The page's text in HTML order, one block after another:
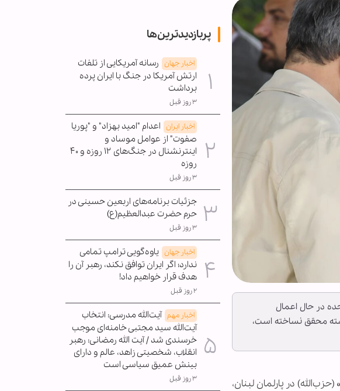
در حال اعمال
محقق نساخته است،
در پارلمان لبنان،
پربازدیدترین‌ها
اخبار جهان رسانه آمریکایی از تلفات
ارتش آمریکا در جنگ با ایران پرده
برداشت
۳ روز قبل
اخبار ایران اعدام "امید بهزاد" و "پوریا
صفوت" از عوامل موساد و
اینترنشنال در جنگ‌های ۱۲ روزه و ۴۰
روزه
۳ روز قبل
جزئیات برنامه‌های اربعین حسینی در
حرم حضرت عبدالعظیم(ع)
۳ روز قبل
اخبار جهان یاوه‌گویی ترامپ تمامی
ندارد؛ اگر ایران توافق نکند، رهبر آن را
هدف قرار خواهیم داد!
۲ روز قبل
اخبار مهم آیت‌الله مدرسی: انتخاب
آیت‌الله سید مجتبی خامنه‌ای موجب
خرسندی شد / آیت الله رمضانی: رهبر
انقلاب، شخصیتی زاهد، عالم و دارای
بینش عمیق سیاسی است
۳ روز قبل